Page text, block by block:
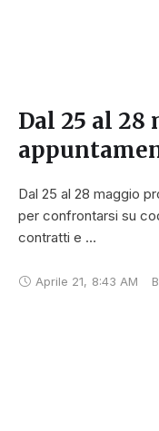
Dal 25 al
Dal 25 al 28 maggio
per confrontarsi su
contratti e …
Aprile 21, 8:43 AM